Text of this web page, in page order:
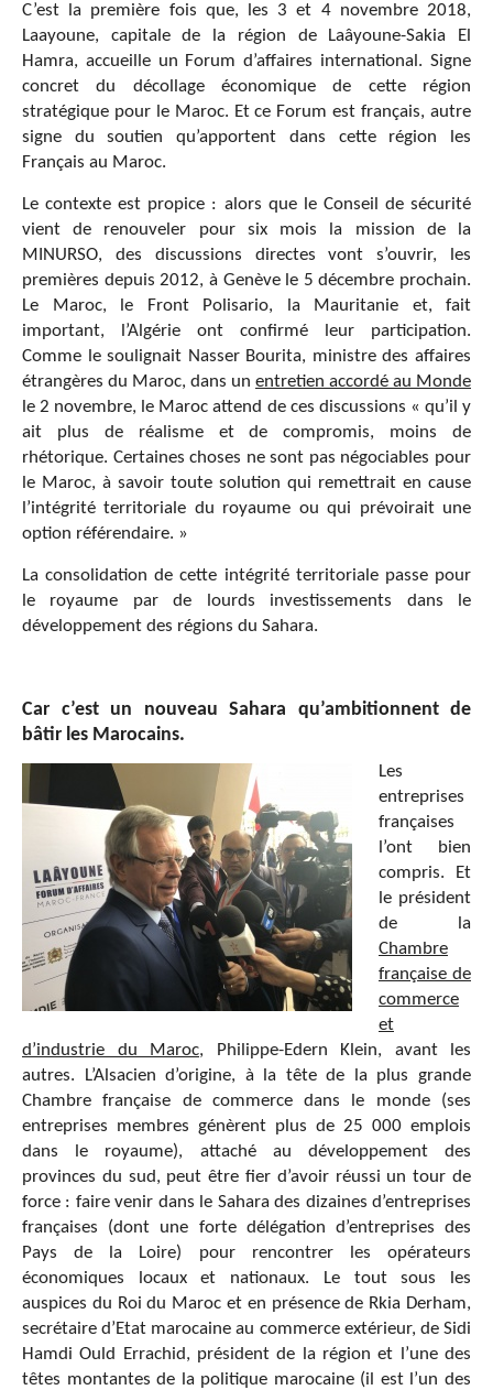
C’est la première fois que, les 3 et 4 novembre 2018,
Laayoune, capitale de la région de Laâyoune-Sakia El
Hamra, accueille un Forum d’affaires international. Signe
concret du décollage économique de cette région
stratégique pour le Maroc. Et ce Forum est français, autre
signe du soutien qu’apportent dans cette région les
Français au Maroc.
Le contexte est propice : alors que le Conseil de sécurité
vient de renouveler pour six mois la mission de la
MINURSO, des discussions directes vont s’ouvrir, les
premières depuis 2012, à Genève le 5 décembre prochain.
Le Maroc, le Front Polisario, la Mauritanie et, fait
important, l’Algérie ont confirmé leur participation.
Comme le soulignait Nasser Bourita, ministre des affaires
étrangères du Maroc, dans un entretien accordé au Monde
le 2 novembre, le Maroc attend de ces discussions « qu’il y
ait plus de réalisme et de compromis, moins de
rhétorique. Certaines choses ne sont pas négociables pour
le Maroc, à savoir toute solution qui remettrait en cause
l’intégrité territoriale du royaume ou qui prévoirait une
option référendaire. »
La consolidation de cette intégrité territoriale passe pour
le royaume par de lourds investissements dans le
développement des régions du Sahara.
Car c’est un nouveau Sahara qu’ambitionnent de
bâtir les Marocains.
Les
entreprises
françaises
l’ont bien
compris. Et
le président
de la
Chambre
française de
commerce
et
d’industrie du Maroc, Philippe-Edern Klein, avant les
autres. L’Alsacien d’origine, à la tête de la plus grande
Chambre française de commerce dans le monde (ses
entreprises membres génèrent plus de 25 000 emplois
dans le royaume), attaché au développement des
provinces du sud, peut être fier d’avoir réussi un tour de
force : faire venir dans le Sahara des dizaines d’entreprises
françaises (dont une forte délégation d’entreprises des
Pays de la Loire) pour rencontrer les opérateurs
économiques locaux et nationaux. Le tout sous les
auspices du Roi du Maroc et en présence de Rkia Derham,
secrétaire d’Etat marocaine au commerce extérieur, de Sidi
Hamdi Ould Errachid, président de la région et l’une des
têtes montantes de la politique marocaine (il est l’un des